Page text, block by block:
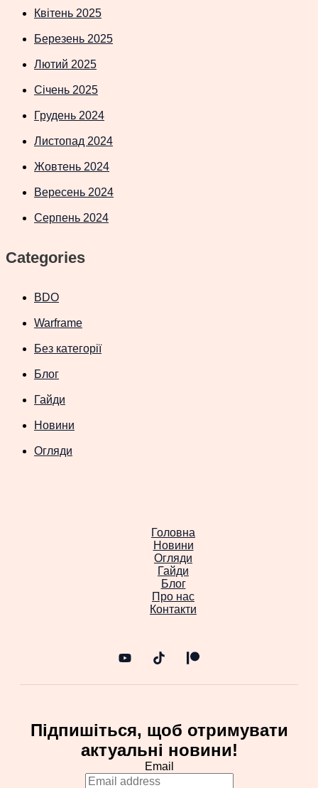
Квітень 2025
Березень 2025
Лютий 2025
Січень 2025
Грудень 2024
Листопад 2024
Жовтень 2024
Вересень 2024
Серпень 2024
Categories
BDO
Warframe
Без категорії
Блог
Гайди
Новини
Огляди
Головна
Новини
Огляди
Гайди
Блог
Про нас
Контакти
Підпишіться, щоб отримувати
актуальні новини!
Email